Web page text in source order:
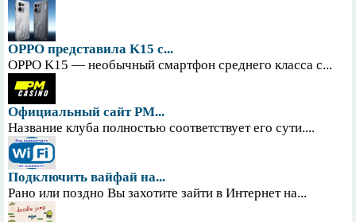
OPPO представила K15 с...
OPPO K15 — необычный смартфон среднего класса с...
Официальный сайт PM...
Название клуба полностью соответствует его сути....
Подключить вайфай на...
Рано или поздно Вы захотите зайти в Интернет на...